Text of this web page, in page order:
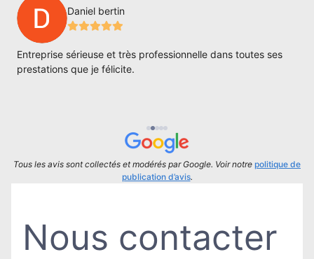
Daniel bertin
Entreprise sérieuse et très professionnelle dans toutes ses
prestations que je félicite.
Tous les avis sont collectés et modérés par Google. Voir notre politique de
publication d’avis.
Nous contacter